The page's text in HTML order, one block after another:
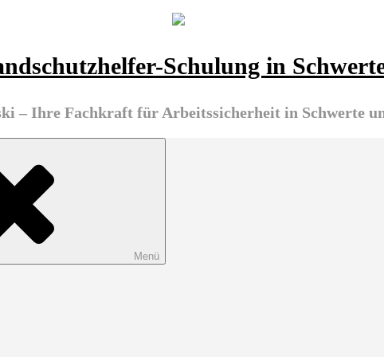
Schulung in
– Ihre Fachkraft für Arbeitssicherheit in Schwerte
Menü